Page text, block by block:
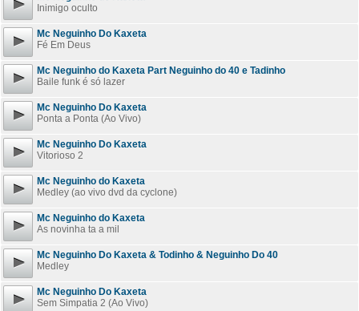
Inimigo oculto
Mc Neguinho Do Kaxeta
Fé Em Deus
Mc Neguinho do Kaxeta Part Neguinho do 40 e Tadinho
Baile funk é só lazer
Mc Neguinho Do Kaxeta
Ponta a Ponta (Ao Vivo)
Mc Neguinho Do Kaxeta
Vitorioso 2
Mc Neguinho do Kaxeta
Medley (ao vivo dvd da cyclone)
Mc Neguinho do Kaxeta
As novinha ta a mil
Mc Neguinho Do Kaxeta & Todinho & Neguinho Do 40
Medley
Mc Neguinho Do Kaxeta
Sem Simpatia 2 (Ao Vivo)